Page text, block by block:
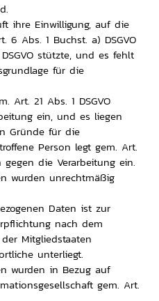
ihre Einwilligung, auf die
6 Abs. 1 Buchst. a) DSGVO
stützte, und es fehlt
für die
Art. 21 Abs. 1 DSGVO
ein, und es liegen
Gründe für die
Person legt gem. Art.
gegen die Verarbeitung ein.
wurden unrechtmäßig
Daten ist zur
nach dem
Mitgliedstaaten
unterliegt.
wurden in Bezug auf
gem. Art.